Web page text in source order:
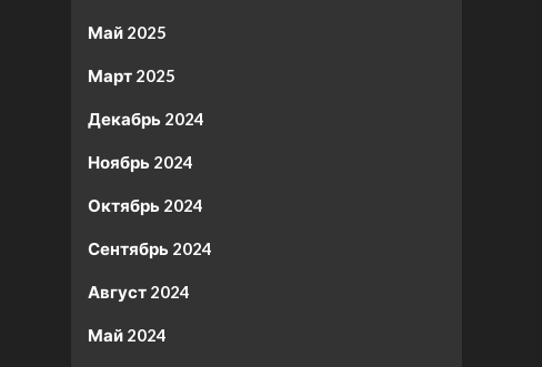
Май 2025
Март 2025
Декабрь 2024
Ноябрь 2024
Октябрь 2024
Сентябрь 2024
Август 2024
Май 2024